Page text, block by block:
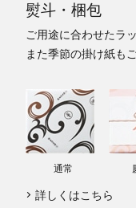
熨斗・梱包
ご用途に合わせたラ
また季節の掛け紙も
通常
詳しくはこちら